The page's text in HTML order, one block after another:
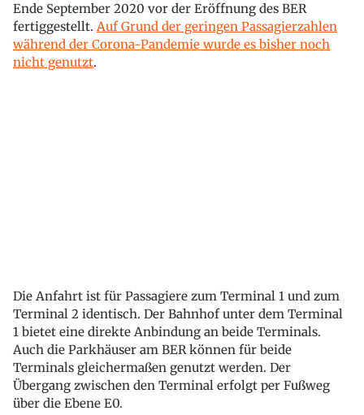
Ende September 2020 vor der Eröffnung des BER
fertiggestellt. Auf Grund der geringen Passagierzahlen
während der Corona-Pandemie wurde es bisher noch
nicht genutzt.
Die Anfahrt ist für Passagiere zum Terminal 1 und zum
Terminal 2 identisch. Der Bahnhof unter dem Terminal
1 bietet eine direkte Anbindung an beide Terminals.
Auch die Parkhäuser am BER können für beide
Terminals gleichermaßen genutzt werden. Der
Übergang zwischen den Terminal erfolgt per Fußweg
über die Ebene E0.